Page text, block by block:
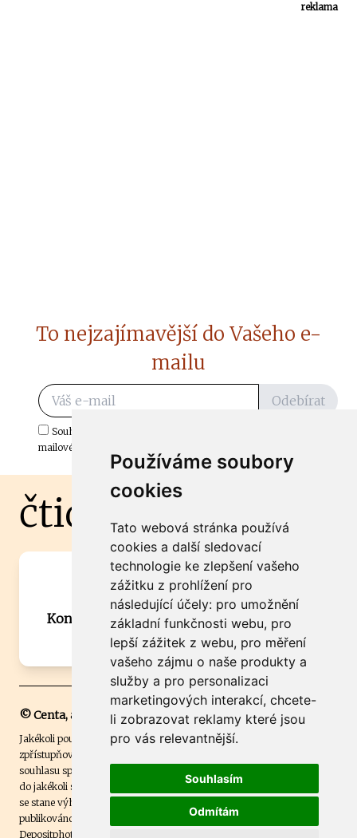
Používáme soubory
cookies
Tato webová stránka používá
cookies a další sledovací
technologie ke zlepšení vašeho
zážitku z prohlížení pro
následující účely: pro umožnění
základní funkčnosti webu, pro
lepší zážitek z webu, pro měření
vašeho zájmu o naše produkty a
služby a pro personalizaci
marketingových interakcí, chcete-
li zobrazovat reklamy které jsou
pro vás relevantnější.
Souhlasím
Odmítám
reklama
To nejzajímavější do Vašeho e-
mailu
Odebírat
Souhlasím s odběrem důležitých zpráv ze ČtiDoma.cz do mé e-
mailové schránky.
čtidoma.cz
Máte zajímavou informaci? Chcete
spolupracovat?
Kontaktujte šéfredaktora Martina Chalupu:
chalupa@ctidoma.cz
© Centa, a.s.
Jakékoli použití obsahu včetně převzetí, šíření či dalšího užití a
zpřístupňování textových či obrazových materiálů bez písemného
souhlasu společnosti Centa,a.s. je zakázáno. Čtenář svým přihlášením
do jakékoli soutěže na našem webu dává souhlas s tím, že v případě, že
se stane výhercem této soutěže, může být jeho jméno na webu
publikováno. Centa, a.s. využívala licenci ČTK a využívá fotografie z
Depositphotos